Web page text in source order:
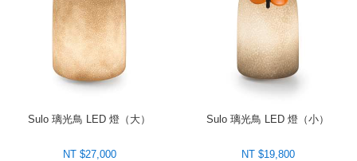
Sulo 璃光鳥 LED 燈（大）
NT $27,000
Sulo 璃光鳥 LED 燈（小）
NT $19,800